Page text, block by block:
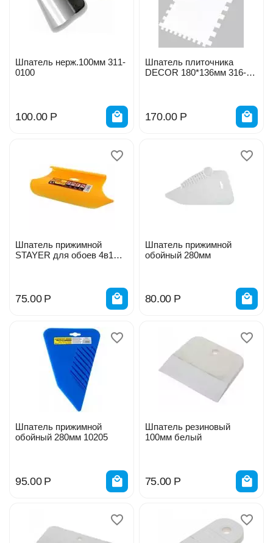
Шпатель нерж.100мм 311-
0100
100.00 Р
Шпатель плиточника
DЕCOR 180*136мм 316-
170.00 Р
Шпатель прижимной
STAYER для обоев 4в1
75.00 Р
Шпатель прижимной
обойный 280мм
80.00 Р
Шпатель прижимной
обойный 280мм 10205
95.00 Р
Шпатель резиновый
100мм белый
75.00 Р